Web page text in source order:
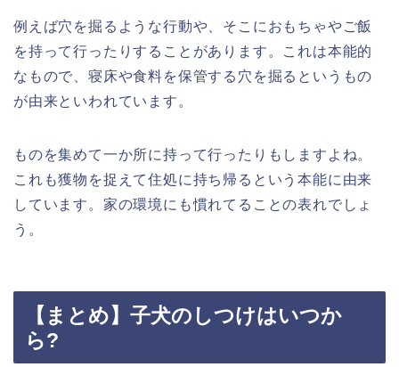
例えば穴を掘るような行動や、そこにおもちゃやご飯
を持って行ったりすることがあります。これは本能的
なもので、寝床や食料を保管する穴を掘るというもの
が由来といわれています。
ものを集めて一か所に持って行ったりもしますよね。
これも獲物を捉えて住処に持ち帰るという本能に由来
しています。家の環境にも慣れてることの表れでしょ
う。
【まとめ】子犬のしつけはいつか
ら?